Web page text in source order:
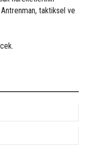
Antrenman, taktiksel ve